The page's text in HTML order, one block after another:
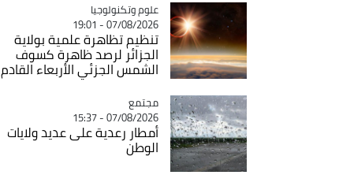
Catégorie
علوم وتكنولوجيا
07/08/2026 - 19:01
تنظيم تظاهرة علمية بولاية
الجزائر لرصد ظاهرة كسوف
الشمس الجزئي الأربعاء القادم
Catégorie
مجتمع
07/08/2026 - 15:37
أمطار رعدية على عديد ولايات
الوطن